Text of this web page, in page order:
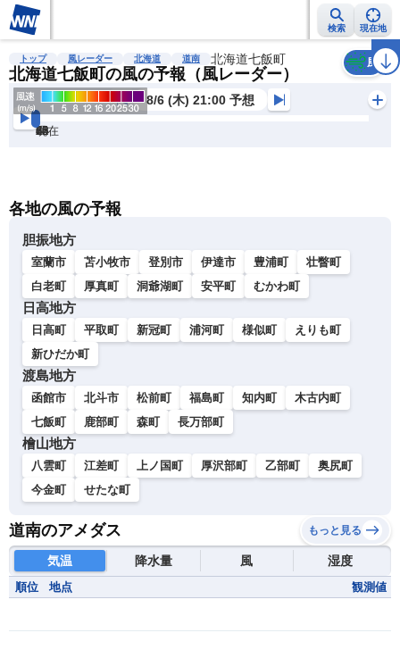
検索 現在地
雨雲レーダー 台風情報 地震情報 警報・注意報 2週間天気 ラ
トップ 風レーダー 北海道 道南 北海道七飯町
北海道七飯町の風の予報（風レーダー）
風
8/6 (木) 21:00 予想
現在
6h
12
24
36
48
60
72
各地の風の予報
胆振地方
室蘭市 苫小牧市 登別市 伊達市 豊浦町
壮瞥町
白老町
厚真町 洞爺湖町 安平町 むかわ町
日高地方
日高町 平取町 新冠町 浦河町 様似町
えりも町
新ひだか町
渡島地方
函館市 北斗市 松前町 福島町 知内町
木古内町
七飯町
鹿部町 森町 長万部町
檜山地方
八雲町 江差町 上ノ国町 厚沢部町 乙部町
奥尻町
今金町
せたな町
道南のアメダス もっと見る
気温 降水量 風 湿度
順位 地点 観測値